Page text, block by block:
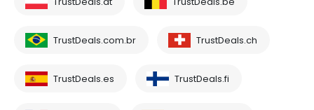
TrustDeals.com.br TrustDeals.ch
TrustDeals.es TrustDeals.fi